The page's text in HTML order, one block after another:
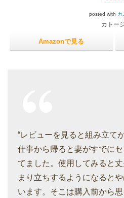
posted with カ
カトー
Amazonで見る
“レビューを見ると組み立て
仕事から帰ると妻がすでに
てました。使用してみると
まり立ちするようになると
います。そこは購入前から